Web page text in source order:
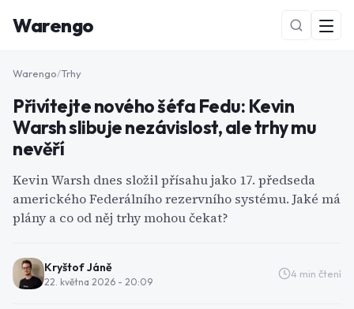
Warengo
NOVÉ
Warengo/Trhy
Přivítejte nového šéfa Fedu: Kevin
Warsh slibuje nezávislost, ale trhy mu
nevěří
Kevin Warsh dnes složil přísahu jako 17. předseda
amerického Federálního rezervního systému. Jaké má
plány a co od něj trhy mohou čekat?
Kryštof Jáně
22. května 2026 - 20:09
4 min čtení